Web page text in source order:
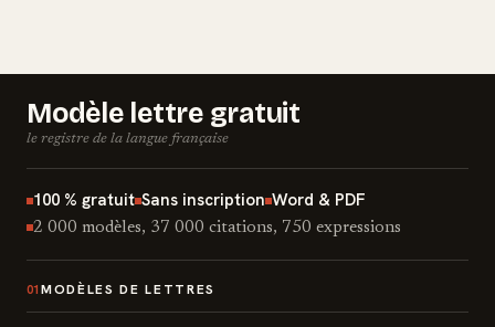
Modèle lettre gratuit
le registre de la langue française
100 % gratuit Sans inscription Word & PDF
2 000 modèles, 37 000 citations, 750 expressions
01 MODÈLES DE LETTRES